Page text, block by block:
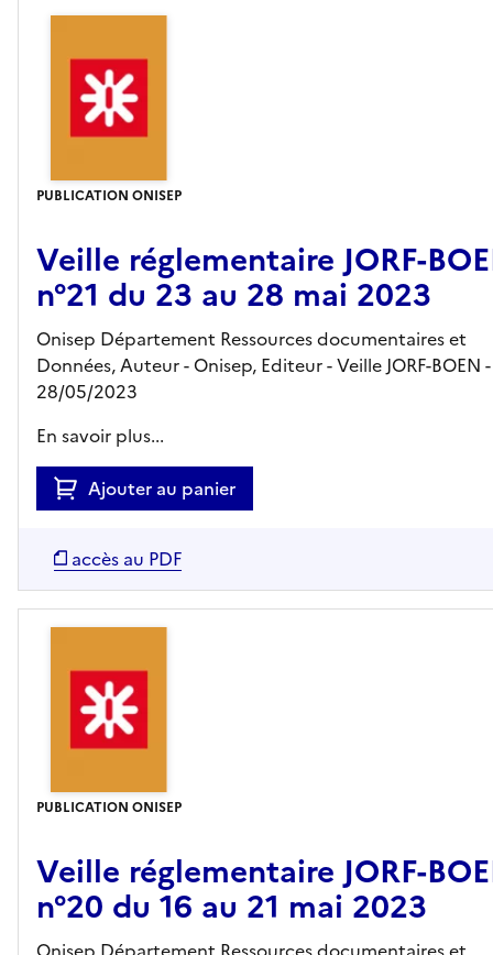
PUBLICATION ONISEP
Veille réglementaire JORF-
n°21 du 23 au 28 mai 2023
Onisep Département Ressources documentaires et
Données, Auteur - Onisep, Editeur- Veille JORF-BOEN -
28/05/2023
En savoir plus...
Ajouter au panier
accès au PDF
PUBLICATION ONISEP
Veille réglementaire JORF-
n°20 du 16 au 21 mai 2023